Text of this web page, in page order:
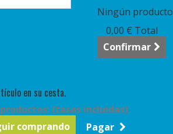
Ningún producto
0,00 € Total
Confirmar
en su cesta.
(tasas incluídas)
comprando
Pagar